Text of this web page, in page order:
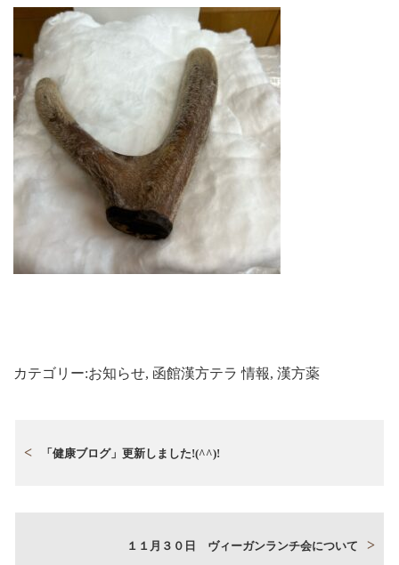
カテゴリー:お知らせ, 函館漢方テラ 情報, 漢方薬
「健康ブログ」更新しました!(^^)!
１１月３０日 ヴィーガンランチ会について